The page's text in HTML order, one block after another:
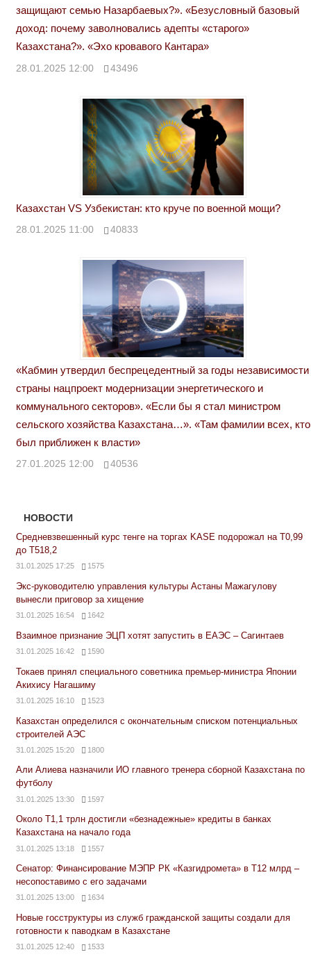
защищают семью Назарбаевых?». «Безусловный базовый
доход: почему заволновались адепты «старого»
Казахстана?». «Эхо кровавого Кантара»
28.01.2025 12:00 43496
Казахстан VS Узбекистан: кто круче по военной мощи?
28.01.2025 11:00 40833
«Кабмин утвердил беспрецедентный за годы независимости
страны нацпроект модернизации энергетического и
коммунального секторов». «Если бы я стал министром
сельского хозяйства Казахстана…». «Там фамилии всех, кто
был приближен к власти»
27.01.2025 12:00 40536
НОВОСТИ
Средневзвешенный курс тенге на торгах KASE подорожал на Т0,99
до Т518,2
31.01.2025 17:25 1575
Экс-руководителю управления культуры Астаны Мажагулову
вынесли приговор за хищение
31.01.2025 16:54 1642
Взаимное признание ЭЦП хотят запустить в ЕАЭС – Сагинтаев
31.01.2025 16:42 1590
Токаев принял специального советника премьер-министра Японии
Акихису Нагашиму
31.01.2025 16:10 1523
Казахстан определился с окончательным списком потенциальных
строителей АЭС
31.01.2025 15:20 1800
Али Алиева назначили ИО главного тренера сборной Казахстана по
футболу
31.01.2025 13:30 1597
Около Т1,1 трлн достигли «безнадежные» кредиты в банках
Казахстана на начало года
31.01.2025 13:18 1557
Сенатор: Финансирование МЭПР РК «Казгидромета» в Т12 млрд –
несопоставимо с его задачами
31.01.2025 13:00 1634
Новые госструктуры из служб гражданской защиты создали для
готовности к паводкам в Казахстане
31.01.2025 12:40 1533